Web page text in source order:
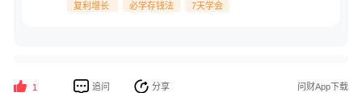
复利增长 必学存钱法 7天学会
1 追问 分享 问财App下载